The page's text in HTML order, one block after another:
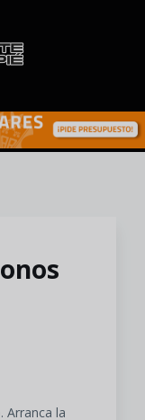
Arranca la